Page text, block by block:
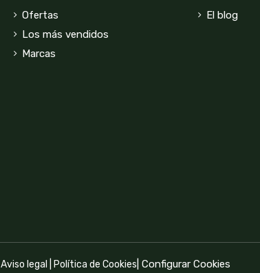
Ofertas
Los más vendidos
Marcas
El blog
Aviso legal Política de Cookies Configurar Cookies